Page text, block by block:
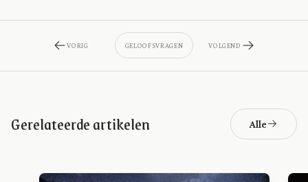
VORIG GELOOFSVRAGEN VOLGEND
Gerelateerde artikelen Alle